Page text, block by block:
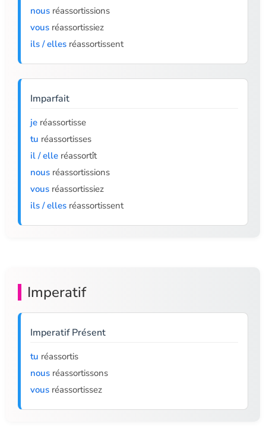
nous réassortissions
vous réassortissiez
ils / elles réassortissent
Imparfait
je réassortisse
tu réassortisses
il / elle réassortît
nous réassortissions
vous réassortissiez
ils / elles réassortissent
Imperatif
Imperatif Présent
tu réassortis
nous réassortissons
vous réassortissez